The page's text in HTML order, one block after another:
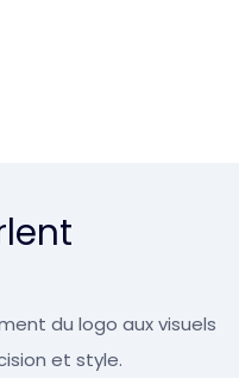
du logo aux visuels
et style.